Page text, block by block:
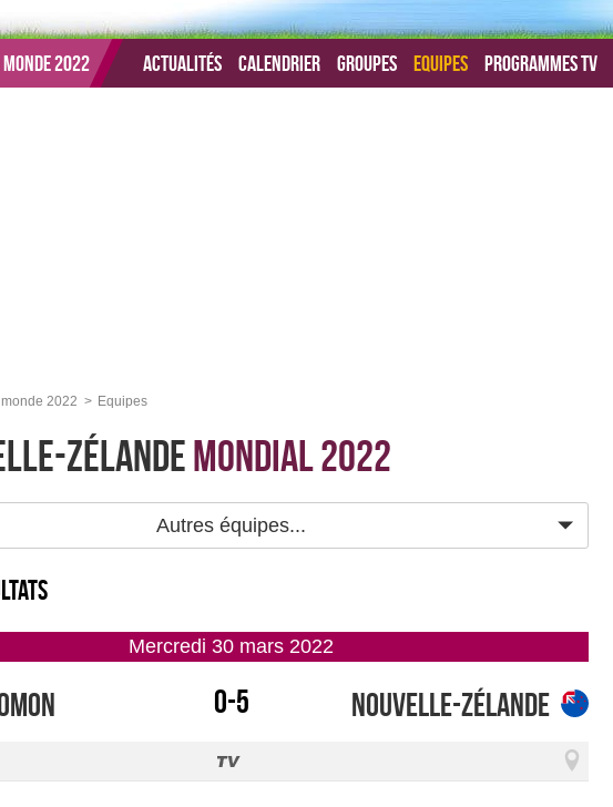
2022 Actualités Calendrier Groupes Equipes Programmes TV
2022 Equipes
ZélandeMondial 2022
Autres équipes...
mercredi 30 mars 2022
0-5 Nouvelle-Zélande